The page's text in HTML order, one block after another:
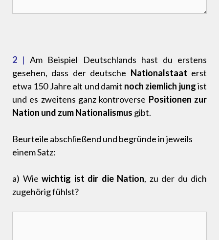
2 | Am Beispiel Deutschlands hast du erstens
gesehen, dass der deutsche Nationalstaat erst
etwa 150 Jahre alt und damit noch ziemlich jungist
und es zweitens ganz kontroverse Positionen zur
Nation und zum Nationalismus gibt.
Beurteile abschließend und begründe in jeweils
einem Satz:
a) Wie wichtig ist dir die Nation, zu der du dich
zugehörig fühlst?